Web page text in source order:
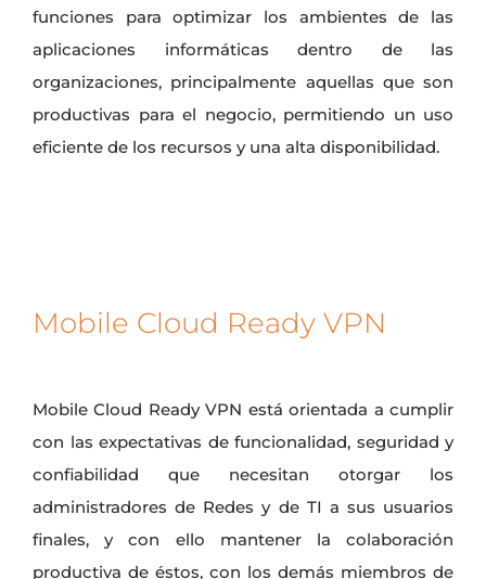
funciones para optimizar los ambientes de las
aplicaciones informáticas dentro de las
organizaciones, principalmente aquellas que son
productivas para el negocio, permitiendo un uso
eficiente de los recursos y una alta disponibilidad.
Mobile Cloud Ready VPN
Mobile Cloud Ready VPN está orientada a cumplir
con las expectativas de funcionalidad, seguridad y
confiabilidad que necesitan otorgar los
administradores de Redes y de TI a sus usuarios
finales, y con ello mantener la colaboración
productiva de éstos, con los demás miembros de